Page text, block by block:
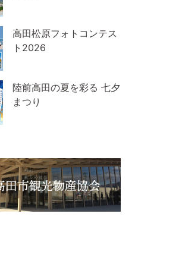
高田松原フォトコンテス
ト2026
陸前高田の夏を彩る 七夕
まつり